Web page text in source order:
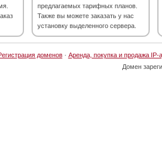
предлагаемых тарифных планов.
Также вы можете заказать у нас
установку выделенного сервера.
доменов· Аренда, покупка и продажа IP-
Домен